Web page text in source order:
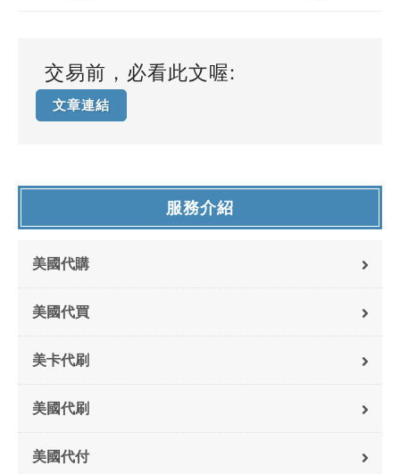
交易前，必看此文喔:
文章連結
服務介紹
美國代購
美國代買
美卡代刷
美國代刷
美國代付